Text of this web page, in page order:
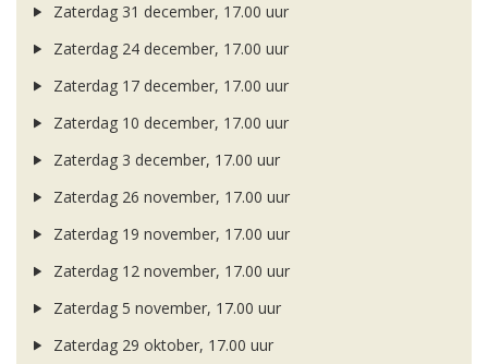
Zaterdag 31 december, 17.00 uur
Zaterdag 24 december, 17.00 uur
Zaterdag 17 december, 17.00 uur
Zaterdag 10 december, 17.00 uur
Zaterdag 3 december, 17.00 uur
Zaterdag 26 november, 17.00 uur
Zaterdag 19 november, 17.00 uur
Zaterdag 12 november, 17.00 uur
Zaterdag 5 november, 17.00 uur
Zaterdag 29 oktober, 17.00 uur